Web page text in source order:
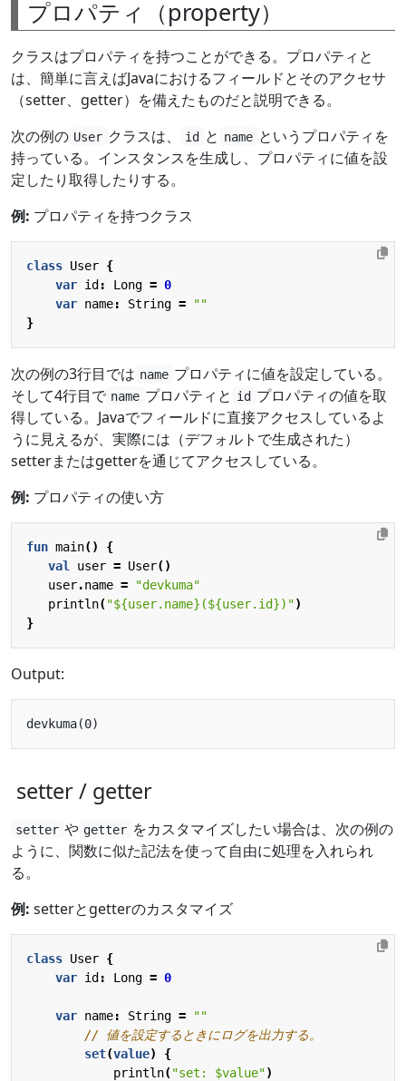
プロパティ（property）
クラスはプロパティを持つことができる。プロパティと
は、簡単に言えばJavaにおけるフィールドとそのアクセサ
（setter、getter）を備えたものだと説明できる。
次の例の User クラスは、 id と name というプロパティを
持っている。インスタンスを生成し、プロパティに値を設
定したり取得したりする。
例: プロパティを持つクラス
class User {
var id : Long = 0
var name: String =
""
}
次の例の3行目では name プロパティに値を設定している。
そして4行目で name プロパティと id プロパティの値を取
得している。Javaでフィールドに直接アクセスしているよ
うに見えるが、実際には（デフォルトで生成された）
setterまたはgetterを通じてアクセスしている。
例: プロパティの使い方
fun main()
{
val
user = User()
user.name =
"devkuma"
println("${user.name} (${user.id})")
}
Output:
setter / getter
setter や getter をカスタマイズしたい場合は、次の例の
ように、関数に似た記法を使って自由に処理を入れられ
る。
例: setterとgetterのカスタマイズ
class User {
var id : Long = 0
var name: String =
""
set(value)
{
println("set: $value")